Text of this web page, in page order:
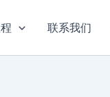
联系我们